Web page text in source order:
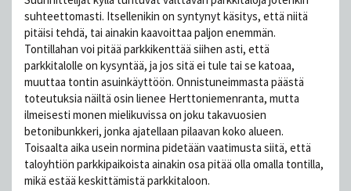
suhteettomasti. Itsellenikin on syntynyt käsitys, että niitä
pitäisi tehdä, tai ainakin kaavoittaa paljon enemmän.
Tontillahan voi pitää parkkikenttää siihen asti, että
parkkitalolle on kysyntää, ja jos sitä ei tule tai se katoaa,
muuttaa tontin asuinkäyttöön. Onnistuneimmasta päästä
toteutuksia näiltä osin lienee Herttoniemenranta, mutta
ilmeisesti monen mielikuvissa on joku takavuosien
betonibunkkeri, jonka ajatellaan pilaavan koko alueen.
Toisaalta aika usein normina pidetään vaatimusta siitä, että
taloyhtiön parkkipaikoista ainakin osa pitää olla omalla tontilla,
mikä estää keskittämistä parkkitaloon.